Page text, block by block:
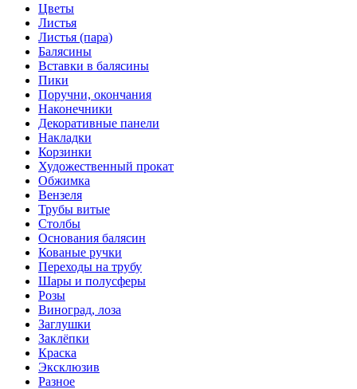
Цветы
Листья
Листья (пара)
Балясины
Вставки в балясины
Пики
Поручни, окончания
Наконечники
Декоративные панели
Накладки
Корзинки
Художественный прокат
Обжимка
Вензеля
Трубы витые
Столбы
Основания балясин
Кованые ручки
Переходы на трубу
Шары и полусферы
Розы
Виноград, лоза
Заглушки
Заклёпки
Краска
Эксклюзив
Разное